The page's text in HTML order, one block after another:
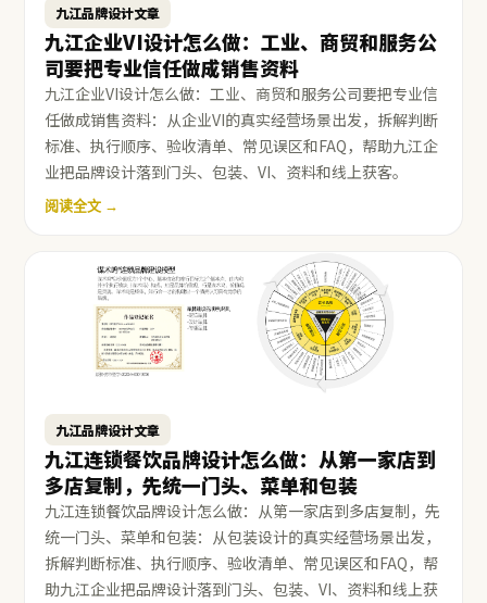
九江品牌设计文章
九江企业VI设计怎么做：工业、商贸和服务公
司要把专业信任做成销售资料
九江企业VI设计怎么做：工业、商贸和服务公司要把专业信
任做成销售资料：从企业VI的真实经营场景出发，拆解判断
标准、执行顺序、验收清单、常见误区和FAQ，帮助九江企
业把品牌设计落到门头、包装、VI、资料和线上获客。
阅读全文 →
九江品牌设计文章
九江连锁餐饮品牌设计怎么做：从第一家店到
多店复制，先统一门头、菜单和包装
九江连锁餐饮品牌设计怎么做：从第一家店到多店复制，先
统一门头、菜单和包装：从包装设计的真实经营场景出发，
拆解判断标准、执行顺序、验收清单、常见误区和FAQ，帮
助九江企业把品牌设计落到门头、包装、VI、资料和线上获